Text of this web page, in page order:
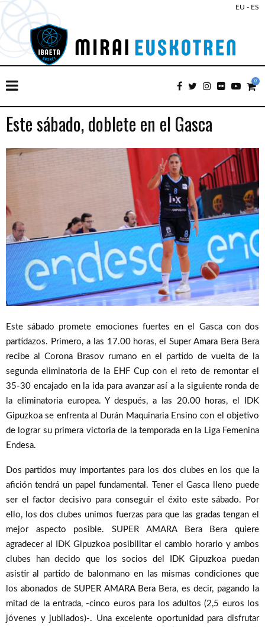
EU - ES
0
Este sábado, doblete en el Gasca
Este sábado promete emociones fuertes en el Gasca con dos
partidazos. Primero, a las 17.00 horas, el Super Amara Bera Bera
recibe al Corona Brasov rumano en el partido de vuelta de la
segunda eliminatoria de la EHF Cup con el reto de remontar el
35-30 encajado en la ida para avanzar así a la siguiente ronda de
la eliminatoria europea. Y después, a las 20.00 horas, el IDK
Gipuzkoa se enfrenta al Durán Maquinaria Ensino con el objetivo
de lograr su primera victoria de la temporada en la Liga Femenina
Endesa.
Dos partidos muy importantes para los dos clubes en los que la
afición tendrá un papel fundamental. Tener el Gasca lleno puede
ser el factor decisivo para conseguir el éxito este sábado. Por
ello, los dos clubes unimos fuerzas para que las gradas tengan el
mejor aspecto posible. SUPER AMARA Bera Bera quiere
agradecer al IDK Gipuzkoa posibilitar el cambio horario y ambos
clubes han decido que los socios del IDK Gipuzkoa puedan
asistir al partido de balonmano en las mismas condiciones que
los abonados de SUPER AMARA Bera Bera, es decir, pagando la
mitad de la entrada, -cinco euros para los adultos (2,5 euros los
jóvenes y jubilados)-. Una excelente oportunidad para disfrutar